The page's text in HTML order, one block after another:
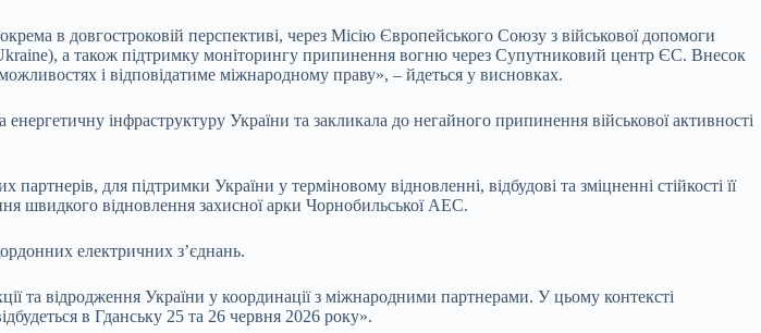
в довгостроковій перспективі, через Місію Європейського Союзу з військової допомоги
а також підтримку моніторингу припинення вогню через Супутниковий центр ЄС. Внесок
і відповідатиме міжнародному праву», – йдеться у висновках.
інфраструктуру України та закликала до негайного припинення військової активності
для підтримки України у терміновому відновленні, відбудові та зміцненні стійкості її
швидкого відновлення захисної арки Чорнобильської АЕС.
електричних з’єднань.
та відродження України у координації з міжнародними партнерами. У цьому контексті
в Гданську 25 та 26 червня 2026 року».